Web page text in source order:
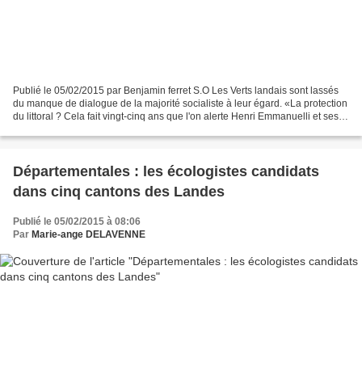
Publié le 05/02/2015 par Benjamin ferret S.O Les Verts landais sont lassés
du manque de dialogue de la majorité socialiste à leur égard. «La protection
du littoral ? Cela fait vingt-cinq ans que l'on alerte Henri Emmanuelli et ses
Départementales : les écologistes candidats
dans cinq cantons des Landes
Publié le 05/02/2015 à 08:06
Par Marie-ange DELAVENNE